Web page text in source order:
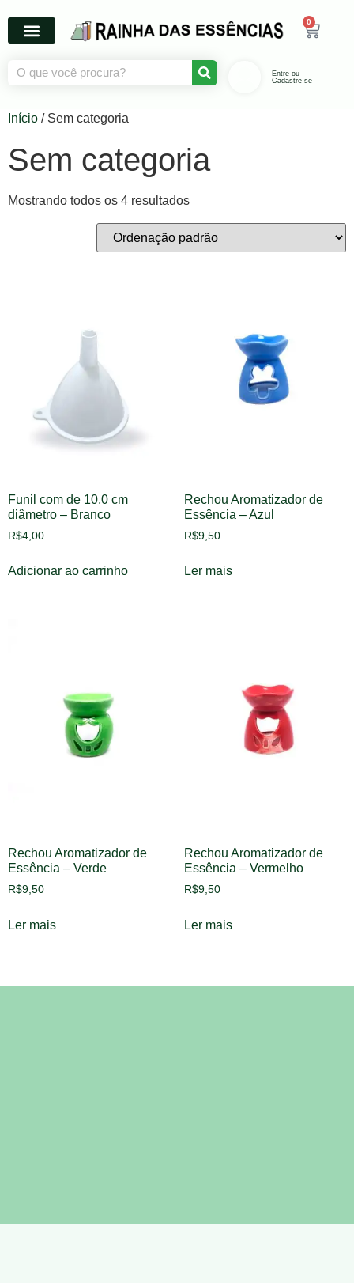
0
Entre ou
Cadastre-se
Início / Sem categoria
Sem categoria
Mostrando todos os 4 resultados
Funil com de 10,0 cm
diâmetro – Branco
R$4,00
Adicionar ao carrinho
Rechou Aromatizador de
Essência – Azul
R$9,50
Ler mais
Rechou Aromatizador de
Essência – Verde
R$9,50
Ler mais
Rechou Aromatizador de
Essência – Vermelho
R$9,50
Ler mais